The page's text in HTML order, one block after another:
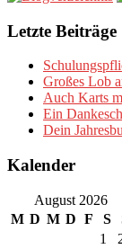
Letzte Beiträge
Großes Lob
Auch Karts
Ein
Dein
Kalender
August 2026
M D M D F S
1